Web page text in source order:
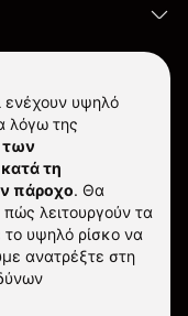
ενέχουν υψηλό
λόγω της
των
τη
πάροχο. Θα
λειτουργούν τα
το υψηλό ρίσκο να
ανατρέξτε στη